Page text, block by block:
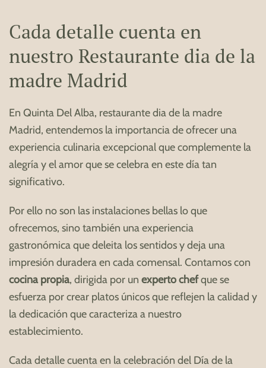
Cada detalle cuenta en
nuestro Restaurante dia de la
madre Madrid
En Quinta Del Alba, restaurante dia de la madre
Madrid, entendemos la importancia de ofrecer una
experiencia culinaria excepcional que complemente la
alegría y el amor que se celebra en este día tan
significativo.
Por ello no son las instalaciones bellas lo que
ofrecemos, sino también una experiencia
gastronómica que deleita los sentidos y deja una
impresión duradera en cada comensal. Contamos con
cocina propia, dirigida por un experto chefque se
esfuerza por crear platos únicos que reflejen la calidad y
la dedicación que caracteriza a nuestro
establecimiento.
Cada detalle cuenta en la celebración del Día de la